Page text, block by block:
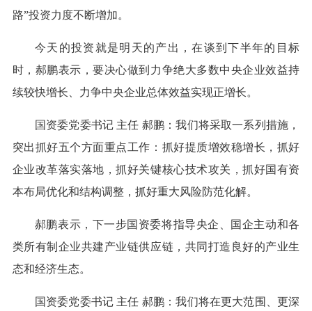
路”投资力度不断增加。
今天的投资就是明天的产出，在谈到下半年的目标
时，郝鹏表示，要决心做到力争绝大多数中央企业效益持
续较快增长、力争中央企业总体效益实现正增长。
国资委党委书记 主任 郝鹏：我们将采取一系列措施，
突出抓好五个方面重点工作：抓好提质增效稳增长，抓好
企业改革落实落地，抓好关键核心技术攻关，抓好国有资
本布局优化和结构调整，抓好重大风险防范化解。
郝鹏表示，下一步国资委将指导央企、国企主动和各
类所有制企业共建产业链供应链，共同打造良好的产业生
态和经济生态。
国资委党委书记 主任 郝鹏：我们将在更大范围、更深